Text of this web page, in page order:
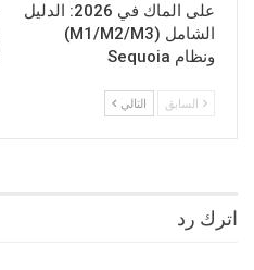
على الماك في 2026: الدليل
الشامل (M1/M2/M3)
ونظام Sequoia
السابق التالي
اترك رد